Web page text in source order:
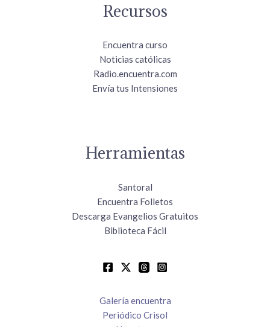
Recursos
Encuentra curso
Noticias católicas
Radio.encuentra.com
Envía tus Intensiones
Herramientas
Santoral
Encuentra Folletos
Descarga Evangelios Gratuitos
Biblioteca Fácil
Galería encuentra
Periódico Crisol